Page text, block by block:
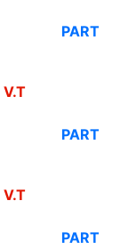
PART
V.T
PART
V.T
PART